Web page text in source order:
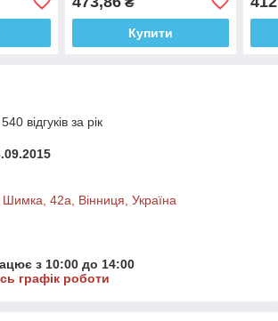
Купити
відгуків за рік
42а, Вінниця, Україна
з 10:00 до 14:00
графік роботи